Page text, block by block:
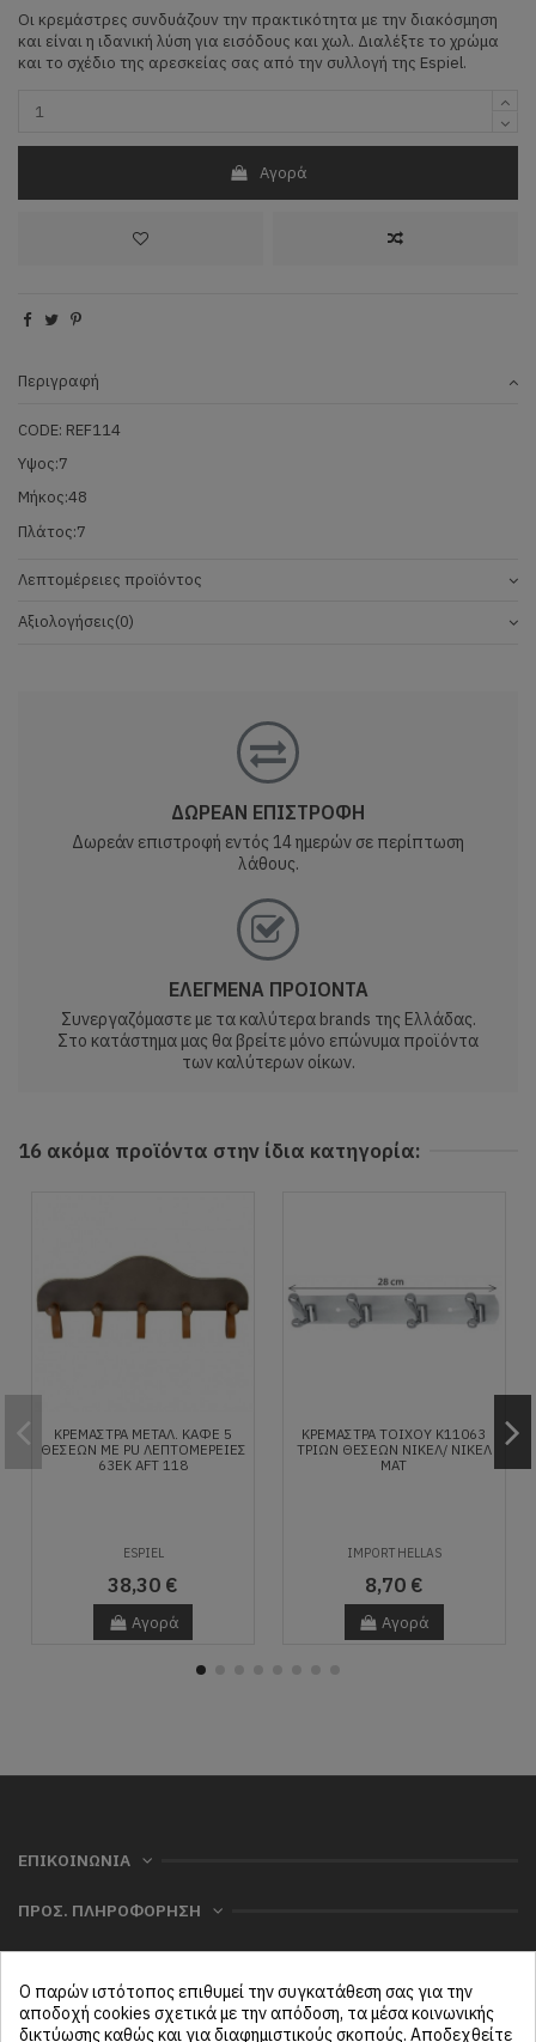
Οι κρεμάστρες συνδυάζουν την πρακτικότητα με την διακόσμηση
και είναι η ιδανική λύση για εισόδους και χωλ. Διαλέξτε το χρώμα
και το σχέδιο της αρεσκείας σας από την συλλογή της Espiel.
Αγορά
Περιγραφή
CODE: REF114
Υψος:7
Μήκος:48
Πλάτος:7
Λεπτομέρειες προϊόντος
Αξιολογήσεις(0)
ΔΩΡΕΑΝ ΕΠΙΣΤΡΟΦΗ
Δωρεάν επιστροφή εντός 14 ημερών σε περίπτωση
λάθους.
ΕΛΕΓΜΕΝΑ ΠΡΟΙΟΝΤΑ
Συνεργαζόμαστε με τα καλύτερα brands της Ελλάδας.
Στο κατάστημα μας θα βρείτε μόνο επώνυμα προϊόντα
των καλύτερων οίκων.
16 ακόμα προϊόντα στην ίδια κατηγορία:
ΚΡΕΜΑΣΤΡΑ ΜΕΤΑΛ. ΚΑΦΕ 5
ΘΕΣΕΩΝ ΜΕ PU ΛΕΠΤΟΜΕΡΕΙΕΣ
63ΕΚ AFT 118
ESPIEL
38,30 €
Αγορά
ΚΡΕΜΑΣΤΡΑ ΤΟΙΧΟΥ Κ11063
ΤΡΙΏΝ ΘΈΣΕΩΝ ΝΊΚΕΛ/ ΝΙΚΕΛ
ΜΑΤ
IMPORT HELLAS
8,70 €
Αγορά
ΕΠΙΚΟΙΝΩΝΙΑ
ΠΡΟΣ. ΠΛΗΡΟΦΟΡΗΣΗ
ΜΕΝΟΥ
Ο παρών ιστότοπος επιθυμεί την συγκατάθεση σας για την
αποδοχή cookies σχετικά με την απόδοση, τα μέσα κοινωνικής
δικτύωσης καθώς και για διαφημιστικούς σκοπούς. Αποδεχθείτε